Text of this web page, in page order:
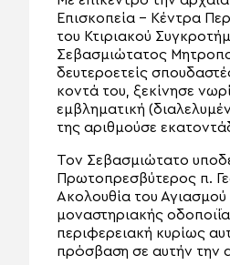
Επισκοπεία – Κέντρα
του Κτιριακού
Σεβασμιώτατος
δευτεροετείς
κοντά του, ξεκίνησε
εμβληματική
της αριθμούσε
Τον Σεβασμιώτατο
Πρωτοπρεσβύτερος π.
Ακολουθία του
μοναστηριακής
περιφερειακή κυρίως
πρόσβαση σε αυτήν την